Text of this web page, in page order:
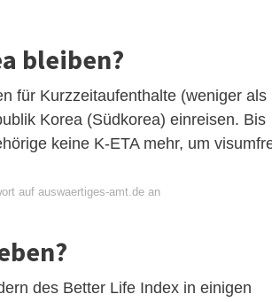
bleiben?
für Kurzzeitaufenthalte (weniger als
Korea (Südkorea) einreisen. Bis
keine K-ETA mehr, um
auf auswaertiges-amt.de an
des Better Life Index in einigen